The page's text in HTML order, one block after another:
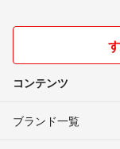
コンテンツ
ブランド一覧